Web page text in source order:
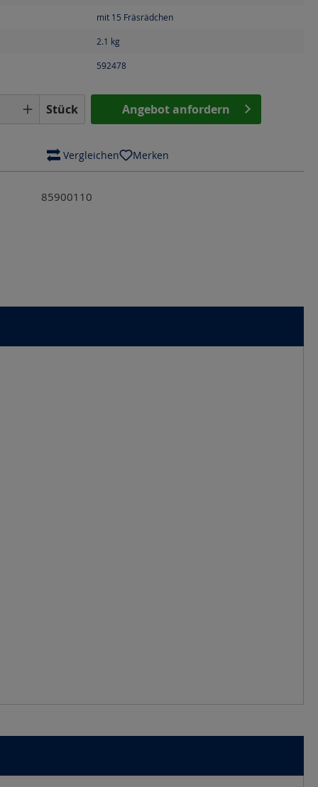
mit 15 Fräsrädchen
2.1 kg
592478
Anzahl: Gib den gewünschten Wert
Stück Angebot anfordern
Vergleichen Merken
85900110